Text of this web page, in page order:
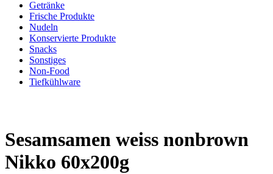
Getränke
Frische Produkte
Nudeln
Konservierte Produkte
Snacks
Sonstiges
Non-Food
Tiefkühlware
Sesamsamen weiss nonbrown
Nikko 60x200g